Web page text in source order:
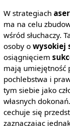
W strategiach
ma na celu
wśród słuchaczy.
osoby o wysokiej
osiągnięciem
mają umiejętność
pochlebstwa i
tym siebie jako
własnych
cechuje się
zaznaczając